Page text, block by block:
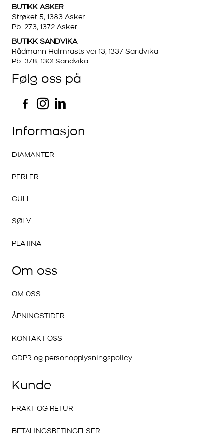
BUTIKK ASKER
Strøket 5, 1383 Asker
Pb. 273, 1372 Asker
BUTIKK SANDVIKA
Rådmann Halmrasts vei 13, 1337 Sandvika
Pb. 378, 1301 Sandvika
Følg oss på
Informasjon
DIAMANTER
PERLER
GULL
SØLV
PLATINA
Om oss
OM OSS
ÅPNINGSTIDER
KONTAKT OSS
GDPR og personopplysningspolicy
Kunde
FRAKT OG RETUR
BETALINGSBETINGELSER